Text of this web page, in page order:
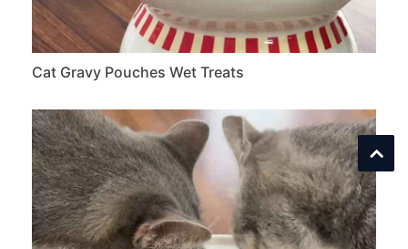
Cat Gravy Pouches Wet Treats